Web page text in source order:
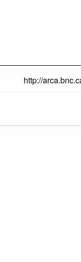
http://